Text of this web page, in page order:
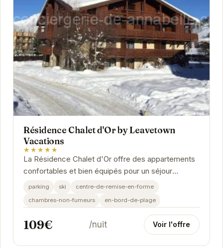
Résidence Chalet d'Or by Leavetown
Vacations
★★★★★
La Résidence Chalet d'Or offre des appartements
confortables et bien équipés pour un séjour
agréable aux Deux Alpes. Profitez de la proximité...
parking ski
centre-de-remise-en-forme
chambres-non-fumeurs
en-bord-de-plage
109€ /nuit Voir l'offre